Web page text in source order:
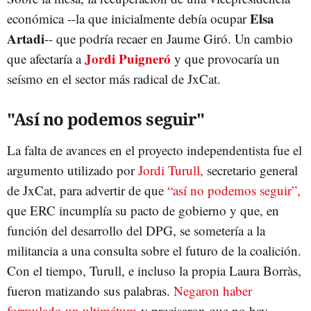
económica --la que inicialmente debía ocuparElsa
Artadi-- que podría recaer en Jaume Giró. Un cambio
que afectaría aJordi Puigneró y que provocaría un
seísmo en el sector más radical de JxCat.
"Así no podemos seguir"
La falta de avances en el proyecto independentista fue el
argumento utilizado porJordi Turull, secretario general
de JxCat, para advertir de que “así no podemos seguir”,
que ERC incumplía su pacto de gobierno y que, en
función del desarrollo del DPG, se sometería a la
militancia a una consulta sobre el futuro de la coalición.
Con el tiempo, Turull, e incluso la propia Laura Borràs,
fueron matizando sus palabras. Negaron haber